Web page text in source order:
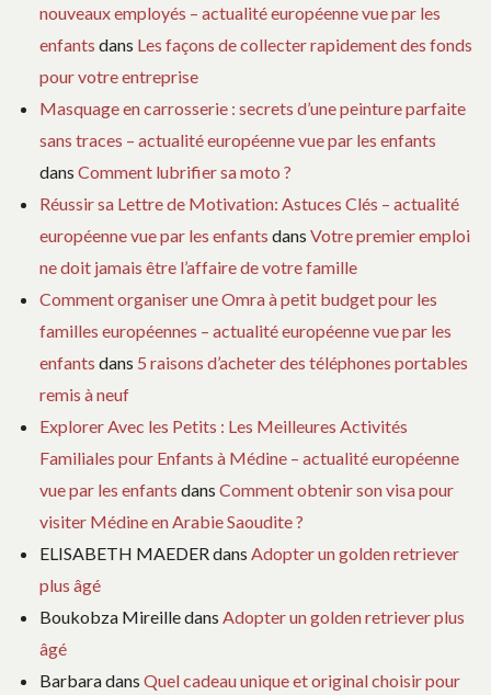
nouveaux employés – actualité européenne vue par les
enfants dans Les façons de collecter rapidement des fonds
pour votre entreprise
Masquage en carrosserie : secrets d’une peinture parfaite
sans traces – actualité européenne vue par les enfants
dans Comment lubrifier sa moto ?
Réussir sa Lettre de Motivation: Astuces Clés – actualité
européenne vue par les enfants dans Votre premier emploi
ne doit jamais être l’affaire de votre famille
Comment organiser une Omra à petit budget pour les
familles européennes – actualité européenne vue par les
enfants dans 5 raisons d’acheter des téléphones portables
remis à neuf
Explorer Avec les Petits : Les Meilleures Activités
Familiales pour Enfants à Médine – actualité européenne
vue par les enfants dans Comment obtenir son visa pour
visiter Médine en Arabie Saoudite ?
ELISABETH MAEDERdans Adopter un golden retriever
plus âgé
Boukobza Mireilledans Adopter un golden retriever plus
âgé
Barbaradans Quel cadeau unique et original choisir pour